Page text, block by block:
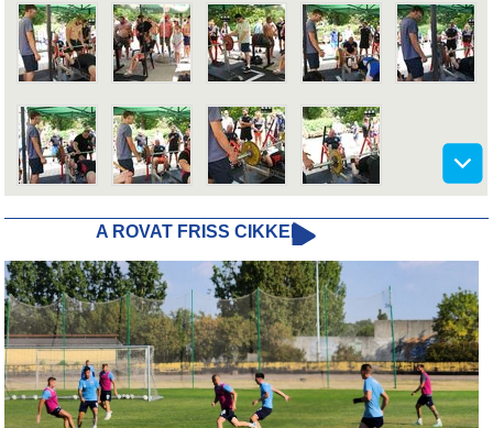
A ROVAT FRISS CIKKEI